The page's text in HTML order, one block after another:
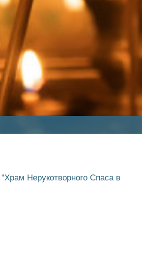
Нерукотворного Спаса в